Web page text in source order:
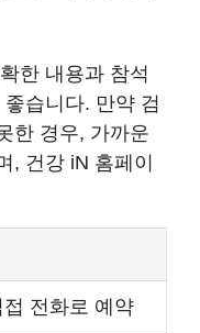
한 내용과 참석
습니다. 만약 검
한 경우, 가까운
, 건강 iN 홈페이
전화로 예약